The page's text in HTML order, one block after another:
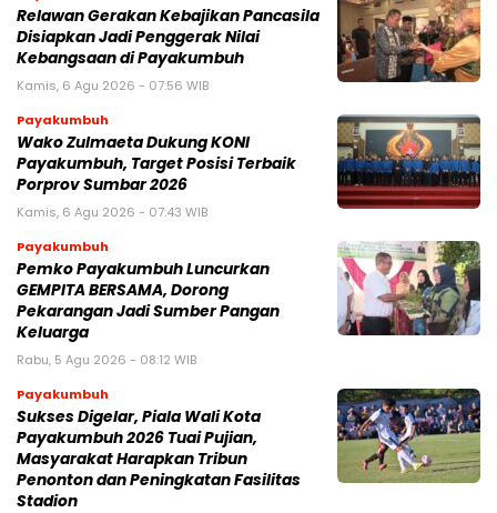
Relawan Gerakan Kebajikan Pancasila
Disiapkan Jadi Penggerak Nilai
Kebangsaan di Payakumbuh
Kamis, 6 Agu 2026 - 07:56 WIB
Payakumbuh
Wako Zulmaeta Dukung KONI
Payakumbuh, Target Posisi Terbaik
Porprov Sumbar 2026
Kamis, 6 Agu 2026 - 07:43 WIB
Payakumbuh
Pemko Payakumbuh Luncurkan
GEMPITA BERSAMA, Dorong
Pekarangan Jadi Sumber Pangan
Keluarga
Rabu, 5 Agu 2026 - 08:12 WIB
Payakumbuh
Sukses Digelar, Piala Wali Kota
Payakumbuh 2026 Tuai Pujian,
Masyarakat Harapkan Tribun
Penonton dan Peningkatan Fasilitas
Stadion